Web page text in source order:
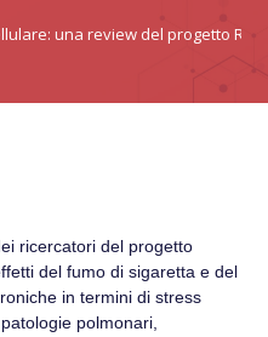
una review del progetto
ricercatori del progetto
del fumo di sigaretta e del
in termini di stress
polmonari,